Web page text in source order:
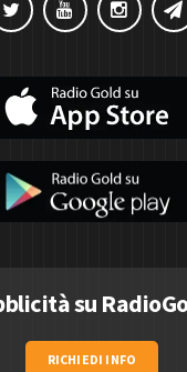
su
RICHIEDI INFO